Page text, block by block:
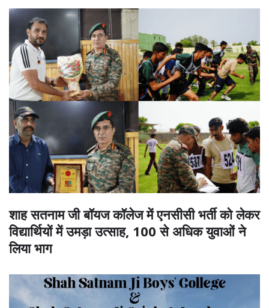
शाह सतनाम जी बॉयज कॉलेज में एनसीसी भर्ती को लेकर
विद्यार्थियों में उमड़ा उत्साह, 100 से अधिक युवाओं ने
लिया भाग